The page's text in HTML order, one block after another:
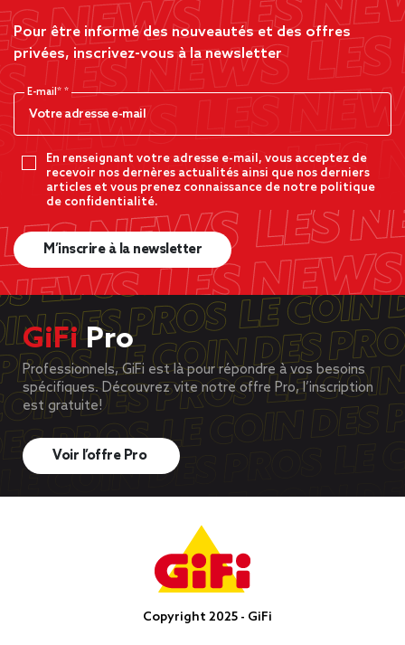
Pour être informé des nouveautés et des offres
privées, inscrivez-vous à la newsletter
E-mail*
En renseignant votre adresse e-mail, vous acceptez de
recevoir nos dernères actualités ainsi que nos derniers
articles et vous prenez connaissance de notre politique
de confidentialité.
M’inscrire à la newsletter
GiFiPro
Professionnels, GiFi est là pour répondre à vos besoins
spécifiques. Découvrez vite notre offre Pro, l’inscription
est gratuite!
Voir l’offre Pro
Copyright 2025 - GiFi